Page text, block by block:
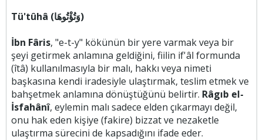
Tü'tûhâ (وَتُؤْتُوهَا)
İbn Fâris, "e-t-y" kökünün bir yere varmak veya bir
şeyi getirmek anlamına geldiğini, fiilin if'âl formunda
(îtâ) kullanılmasıyla bir malı, hakkı veya nimeti
başkasına kendi iradesiyle ulaştırmak, teslim etmek ve
bahşetmek anlamına dönüştüğünü belirtir. Râgıb el-
İsfahânî, eylemin malı sadece elden çıkarmayı değil,
onu hak eden kişiye (fakire) bizzat ve nezaketle
ulaştırma sürecini de kapsadığını ifade eder.